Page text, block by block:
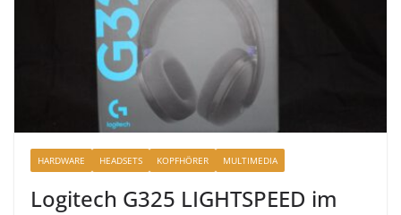
HARDWARE HEADSETS KOPFHÖRER MULTIMEDIA
Logitech G325 LIGHTSPEED im